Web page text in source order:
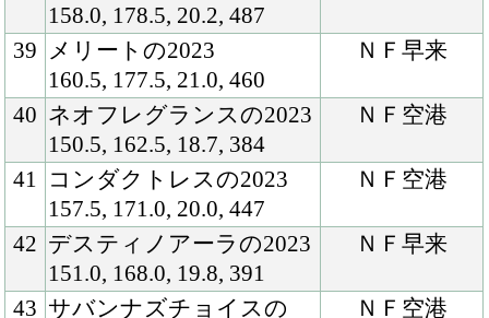
マジックアティテュード
の2023
150.5, 174.0, 19.9, 434
ＮＦ早来
シンハライトの2023
155.0, 176.0, 20.0, 459
ＮＦ早来
57 リスグラシューの2023
151.5, 176.0, 20.0, 451
ＮＦ早来
58
サークリングⅡの2023
153.0, 177.0, 20.8, 444
ＮＦ早来
マラコスタムブラダの
2023
151.0, 166.5, 20.1, 407
ＮＦ早来
クルミネイトの2023
157.5, 172.5, 21.5, 437
ＮＦ空港